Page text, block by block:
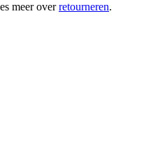
meer overretourneren.